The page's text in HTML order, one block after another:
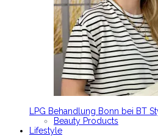
LPG Behandlung Bonn bei BT
Beauty Products
Lifestyle